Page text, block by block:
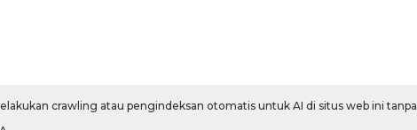
crawling atau pengindeksan otomatis untuk AI di situs web ini tanpa